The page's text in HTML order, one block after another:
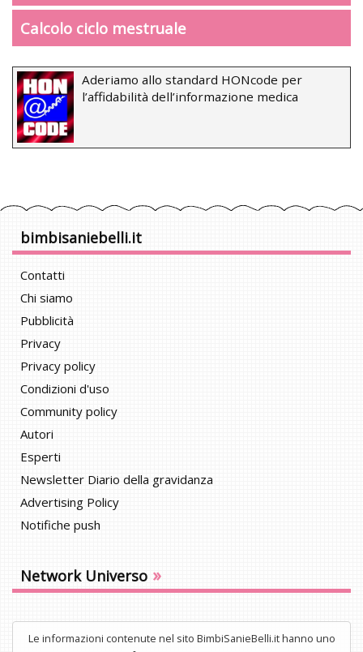
Calcolo ciclo mestruale
Aderiamo allo standard HONcode per
l’affidabilità dell’informazione medica
bimbisaniebelli.it
Contatti
Chi siamo
Pubblicità
Privacy
Privacy policy
Condizioni d'uso
Community policy
Autori
Esperti
Newsletter Diario della gravidanza
Advertising Policy
Notifiche push
Network Universo »
Le informazioni contenute nel sito BimbiSanieBelli.it hanno uno